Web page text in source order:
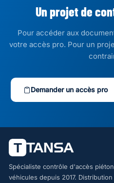
Un projet de
Pour accéder aux
votre accès pro. Pour un
Demander un accès pro
Spécialiste contrôle d'accès
véhicules depuis 2017. Distribution